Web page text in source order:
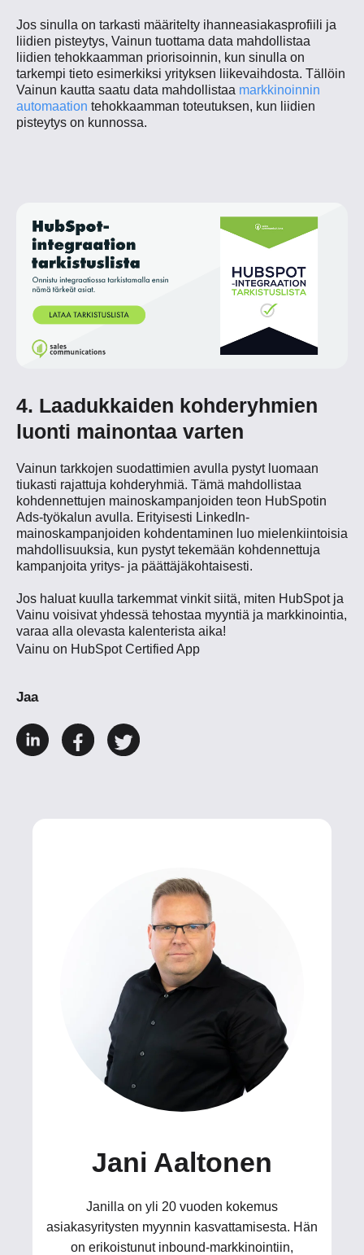
Jaa
Jos sinulla on tarkasti määritelty ihanneasiakasprofiili ja
liidien pisteytys, Vainun tuottama data mahdollistaa
liidien tehokkaamman priorisoinnin, kun sinulla on
tarkempi tieto esimerkiksi yrityksen liikevaihdosta. Tällöin
Vainun kautta saatu data mahdollistaa markkinoinnin
automaation tehokkaamman toteutuksen, kun liidien
pisteytys on kunnossa.
4. Laadukkaiden kohderyhmien
luonti mainontaa varten
Vainun tarkkojen suodattimien avulla pystyt luomaan
tiukasti rajattuja kohderyhmiä. Tämä mahdollistaa
kohdennettujen mainoskampanjoiden teon HubSpotin
Ads-työkalun avulla. Erityisesti LinkedIn-
mainoskampanjoiden kohdentaminen luo mielenkiintoisia
mahdollisuuksia, kun pystyt tekemään kohdennettuja
kampanjoita yritys- ja päättäjäkohtaisesti.
Jos haluat kuulla tarkemmat vinkit siitä, miten HubSpot ja
Vainu voisivat yhdessä tehostaa myyntiä ja markkinointia,
varaa alla olevasta kalenterista aika!
Vainu on HubSpot Certified App
Jani Aaltonen
Janilla on yli 20 vuoden kokemus
asiakasyritysten myynnin kasvattamisesta. Hän
on erikoistunut inbound-markkinointiin,